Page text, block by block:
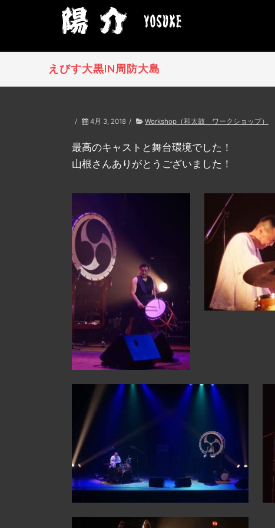
えびす大黒IN周防大島
/ 4月 3, 2018 / Workshop（和太鼓 ワークショップ）
最高のキャストと舞台環境でした！
山根さんありがとうございました！